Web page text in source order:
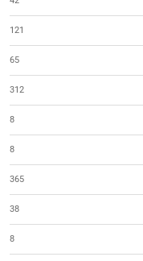
121
65
312
8
8
365
38
8